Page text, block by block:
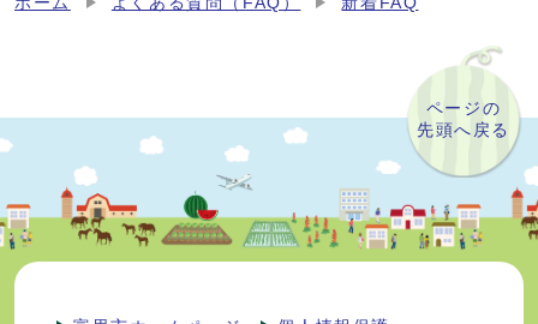
ページの
先頭へ戻る